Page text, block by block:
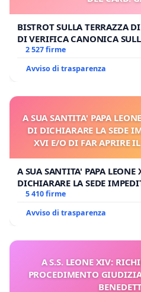
BISTROT SULLA TERRAZZA
DI VERIFICA CANONICA
GAMBETTI
2 527 firme
Avviso di trasparenza
A SUA SANTITA' PAPA
DI DICHIARARE LA SEDE
XVI E/O DI FAR APRIRE
A SUA SANTITA' PAPA
DICHIARARE LA SEDE
E/O DI FAR APRIRE IL
5 410 firme
Avviso di trasparenza
A S.S. LEONE XIV:
PROCEDIMENTO